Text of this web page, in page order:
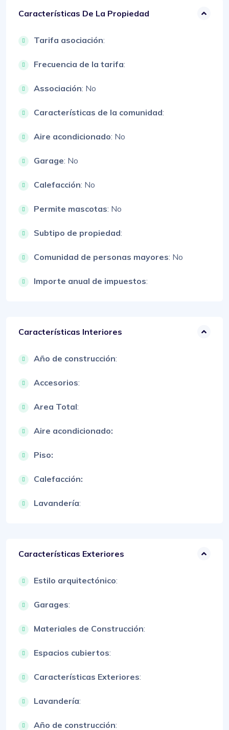
Características De La Propiedad
Tarifa asociación:
Frecuencia de la tarifa:
Associación: No
Características de la comunidad:
Aire acondicionado: No
Garage: No
Calefacción: No
Permite mascotas: No
Subtipo de propiedad:
Comunidad de personas mayores: No
Importe anual de impuestos:
Características Interiores
Año de construcción:
Accesorios:
Area Total:
Aire acondicionado:
Piso:
Calefacción:
Lavandería:
Características Exteriores
Estilo arquitectónico:
Garages:
Materiales de Construcción:
Espacios cubiertos:
Características Exteriores:
Lavandería:
Año de construcción: